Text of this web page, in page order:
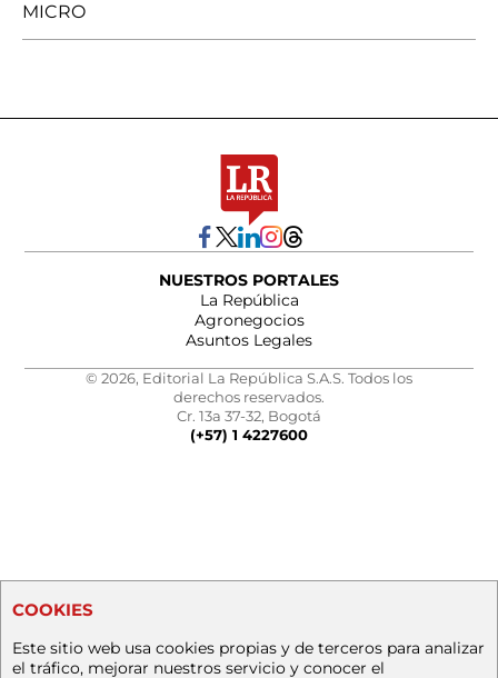
MICRO
NUESTROS PORTALES
La República
Agronegocios
Asuntos Legales
© 2026, Editorial La República S.A.S. Todos los
derechos reservados.
Cr. 13a 37-32, Bogotá
(+57) 1 4227600
COOKIES
Este sitio web usa cookies propias y de terceros para analizar
el tráfico, mejorar nuestros servicio y conocer el